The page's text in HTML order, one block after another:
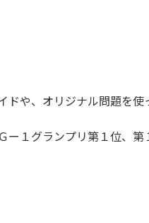
や、オリジナル問題を使
１グランプリ第１位、第